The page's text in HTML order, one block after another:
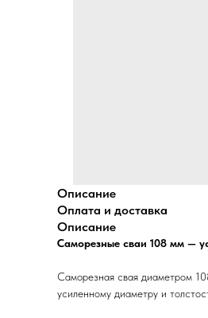
Описание
Оплата и доставка
Описание
Саморезные сваи 108 мм —
Саморезная свая диаметром
усиленному диаметру и